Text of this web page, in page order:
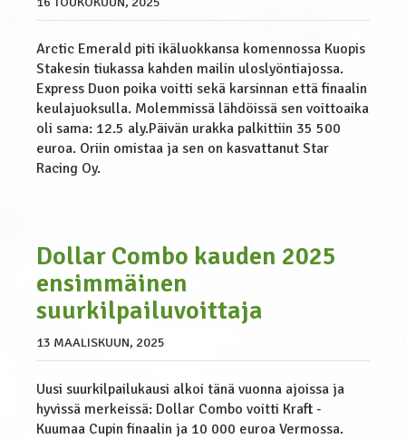
Arctic Emerald piti ikäluokkansa komennossa Kuopis
Stakesin tiukassa kahden mailin uloslyöntiajossa.
Express Duon poika voitti sekä karsinnan että finaalin
keulajuoksulla. Molemmissä lähdöissä sen voittoaika
oli sama: 12.5 aly.Päivän urakka palkittiin 35 500
euroa. Oriin omistaa ja sen on kasvattanut Star
Racing Oy.
Dollar Combo kauden 2025
ensimmäinen
suurkilpailuvoittaja
13 MAALISKUUN, 2025
Uusi suurkilpailukausi alkoi tänä vuonna ajoissa ja
hyvissä merkeissä: Dollar Combo voitti Kraft -
Kuumaa Cupin finaalin ja 10 000 euroa Vermossa.